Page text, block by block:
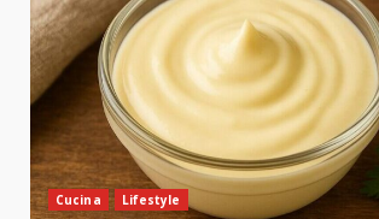
Cucina Lifestyle